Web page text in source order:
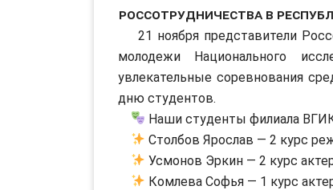
Россотрудничества в
21 ноября представители
молодежи Национального
увлекательные соревнования
дню студентов.
Наши студенты филиала
Столбов Ярослав — 2 курс
Усмонов Эркин — 2 курс
Комлева Софья — 1 курс